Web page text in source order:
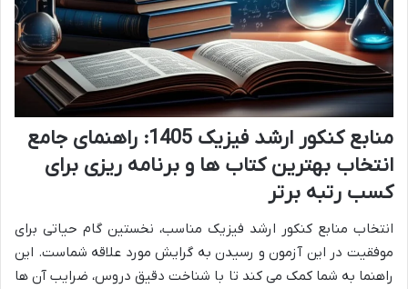
منابع کنکور ارشد فیزیک 1405: راهنمای جامع
انتخاب بهترین کتاب ها و برنامه ریزی برای
کسب رتبه برتر
انتخاب منابع کنکور ارشد فیزیک مناسب، نخستین گام حیاتی برای
موفقیت در این آزمون و رسیدن به گرایش مورد علاقه شماست. این
راهنما به شما کمک می کند تا با شناخت دقیق دروس، ضرایب آن ها